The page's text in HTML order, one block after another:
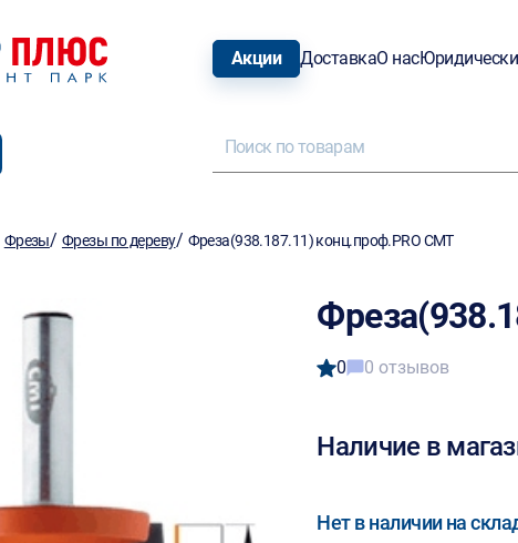
Акции ДоставкаО нас
Фрезы/ Фрезы по дереву/ Фреза(938.187.11) конц.проф.PRO CMT
0 0 отзывов
Наличие в
Нет в наличии на